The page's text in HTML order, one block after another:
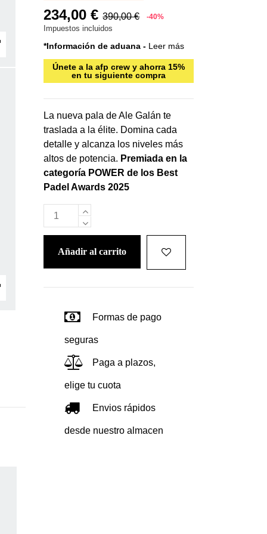
234,00 € 390,00 € -40%
Impuestos incluidos
*Información de aduana - Leer más
Únete a la afp crew y ahorra 15%
en tu siguiente compra
La nueva pala de Ale Galán te
traslada a la élite. Domina cada
detalle y alcanza los niveles más
altos de potencia. Premiada en la
categoría POWER de los Best
Padel Awards 2025
añadir al carrito
Formas de pago
seguras
Paga a plazos,
elige tu cuota
Envios rápidos
desde nuestro almacen